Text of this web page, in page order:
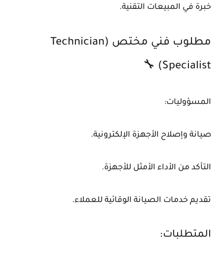
خبرة في المبيعات التقنية.
مطلوب فني مختص (Technician
Specialist) 🔧
المسؤوليات:
صيانة وإصلاح الأجهزة الإلكترونية.
التأكد من الأداء الأمثل للأجهزة.
تقديم خدمات الصيانة الوقائية للعملاء.
المتطلبات: